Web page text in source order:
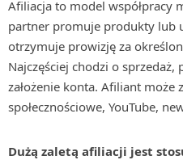
Afiliacja to model współpracy
partner promuje produkty lub
otrzymuje prowizję za
Najczęściej chodzi o
założenie konta. Afiliant może
społecznościowe, YouTube,
Dużą zaletą afiliacji jest